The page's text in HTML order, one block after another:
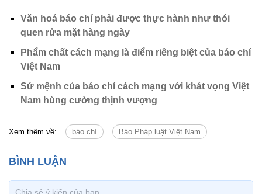
Văn hoá báo chí phải được thực hành như thói
quen rửa mặt hàng ngày
Phẩm chất cách mạng là điểm riêng biệt của báo chí
Việt Nam
Sứ mệnh của báo chí cách mạng với khát vọng Việt
Nam hùng cường thịnh vượng
Xem thêm về: báo chí Báo Pháp luật Việt Nam